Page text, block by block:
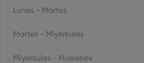
Lunes - Martes
Martes - Miyerkules
Miyerkules - Huwebes